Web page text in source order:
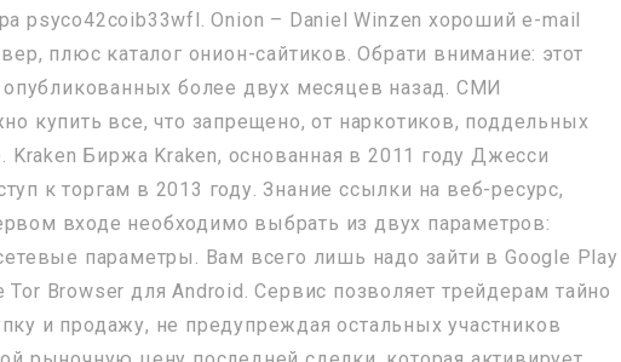
psyco42coib33wfl. Onion – Daniel Winzen хороший e-mail
плюс каталог онион-сайтиков. Обрати внимание: этот
опубликованных более двух месяцев назад. СМИ
купить все, что запрещено, от наркотиков, поддельных
Kraken Биржа Kraken, основанная в 2011 году Джесси
к торгам в 2013 году. Знание ссылки на веб-ресурс,
входе необходимо выбрать из двух параметров:
параметры. Вам всего лишь надо зайти в Google Play
Browser для Android. Сервис позволяет трейдерам тайно
и продажу, не предупреждая остальных участников